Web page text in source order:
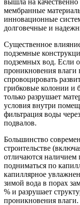
мембранные
инновационные
долговечные и
Существенное
подземные
подземных вод. Если
проникновения влаги
спровоцировать
грибковые колонии и
только разрушает
условия внутри
фильтрация воды
подвалов.
Большинство
строительстве
отличаются наличием
подниматься по
капиллярное
зимой вода в порах
% и разрушает
проникновения влаги.